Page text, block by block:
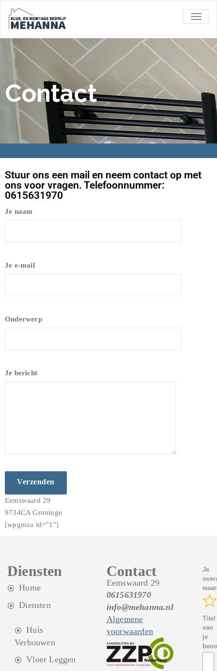
Contact
Stuur ons een mail en neem contact op met
ons voor vragen. Telefoonnummer:
0615631970
Je naam
Je e-mail
Onderwerp
Je bericht
Eemswaard 29
9734CA Groninge
[wpgmza id=”1″]
Diensten
Home
Diensten
Huis
Verbouwen
Vloer Leggen
Contact
Eemswaard 29
0615631970
info@mehanna.nl
Algemene
voorwaarden
Je
Titel
van
je